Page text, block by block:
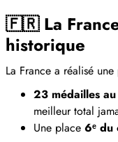
🇫🇷 La
historique
La France a réalisé une
23 médailles
meilleur total
Une place 6ᵉ du